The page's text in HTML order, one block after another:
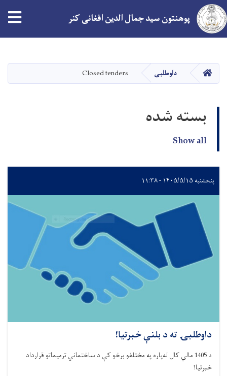
main
content
پوهنتون سید جمال الدین افغانی کنر
صفحه اصلیداوطلبی Closed tenders
بسته شده
Show all
پنجشنبه ۱۴۰۵/۵/۱۵ - ۱۱:۳۸
داوطلبۍ ته د بلنې خبرتیا!
د1405 مالي کال له‌پاره په مختلفو برخو کې د ساختمانيترمیماتو قرارداد
خبرتیا!